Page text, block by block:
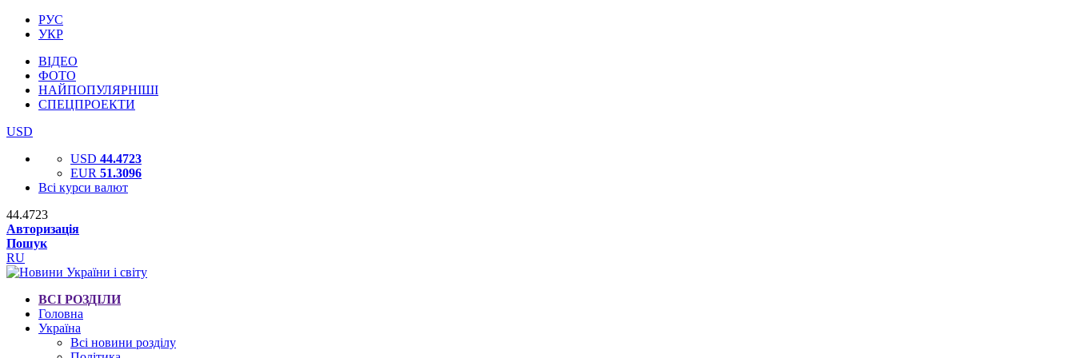
РУС
УКР
ВІДЕО
ФОТО
НАЙПОПУЛЯРНІШІ
СПЕЦПРОЕКТИ
USD
USD 44.4723
EUR 51.3096
Всі курси валют
44.4723
Авторизація
Пошук
RU
ВСІ РОЗДІЛИ
Головна
Україна
Всі новини розділу